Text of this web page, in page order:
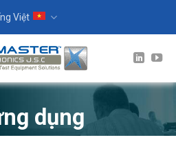
Việt
dụng